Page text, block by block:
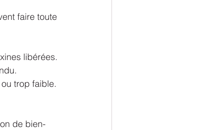
faire toute
libérées.
trop faible.
de bien-